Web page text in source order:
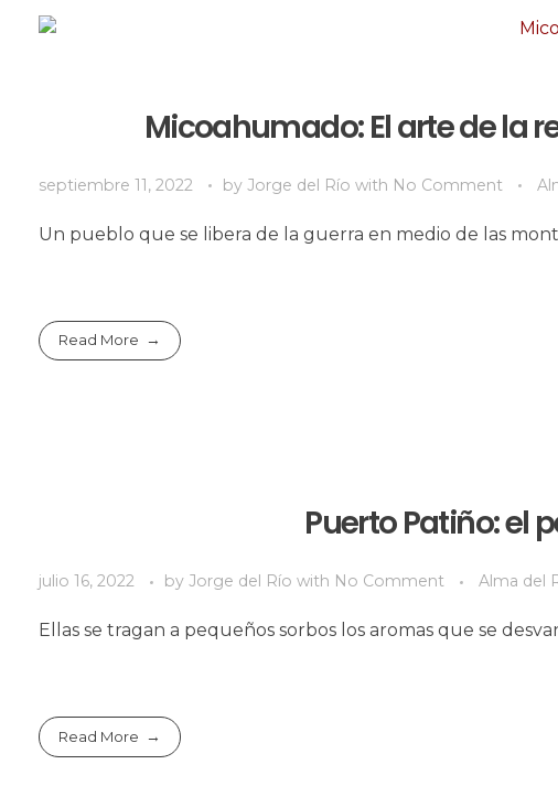
Micoahumado: El arte de la
septiembre 11, 2022 by Jorge del Río with No Comment
Un pueblo que se libera de la guerra en medio de las
Read More
Puerto Patiño: el
julio 16, 2022 by Jorge del Río with No Comment Alma del
Ellas se tragan a pequeños sorbos los aromas que se
Read More